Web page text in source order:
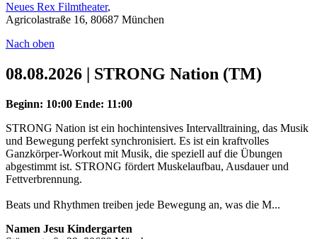
Neues Rex Filmtheater,
Agricolastraße 16, 80687 München
Nach oben
08.08.2026 | STRONG Nation (TM)
Beginn: 10:00 Ende: 11:00
STRONG Nation ist ein hochintensives Intervalltraining, das Musik
und Bewegung perfekt synchronisiert. Es ist ein kraftvolles
Ganzkörper-Workout mit Musik, die speziell auf die Übungen
abgestimmt ist. STRONG fördert Muskelaufbau, Ausdauer und
Fettverbrennung.
Beats und Rhythmen treiben jede Bewegung an, was die M...
Namen Jesu Kindergarten